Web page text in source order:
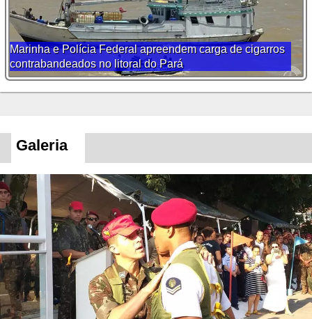
Marinha e Polícia Federal apreendem carga de cigarros
contrabandeados no litoral do Pará
Galeria